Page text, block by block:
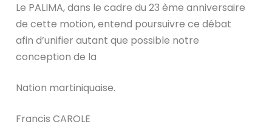
Le PALIMA, dans le cadre du 23 ème anniversaire
de cette motion, entend poursuivre ce débat
afin d’unifier autant que possible notre
conception de la
Nation martiniquaise.
Francis CAROLE